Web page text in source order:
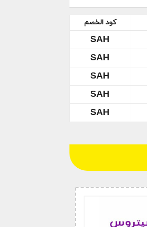
, المخفضة
والغير المخفضة.يقدم موقع سيترون عالم التسوق او ما يسمى ب قناة سيتروس Citruss tv لكل
في حال كنت
كود خصم
كود الخصم
SAH
SAH
SAH
SAH
SAH